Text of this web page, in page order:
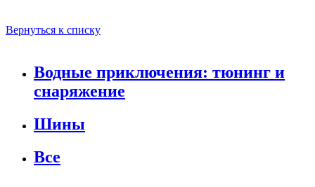
Вернуться к списку
Водные приключения: тюнинг и
снаряжение
Шины
Все